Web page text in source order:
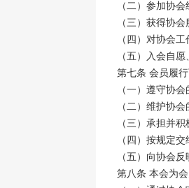
（二）参加协
（三）获得协
（四）对协会
（五）入会自
第七条 会员履
（一）遵守协
（二）维护协
（三）承担并
（四）按规定
（五）向协会
第八条 本会为